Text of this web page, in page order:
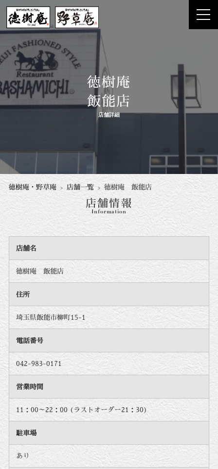
徳樹庵
飯能店
店舗詳細
徳樹庵・野草庵 店舗一覧 徳樹庵 飯能店
店舗情報
Information
店舗名
徳樹庵 飯能店
住所
埼玉県飯能市柳町15-1
電話番号
042-983-0171
営業時間
11：00～22：00 (ラストオーダー21：30)
駐車場
あり